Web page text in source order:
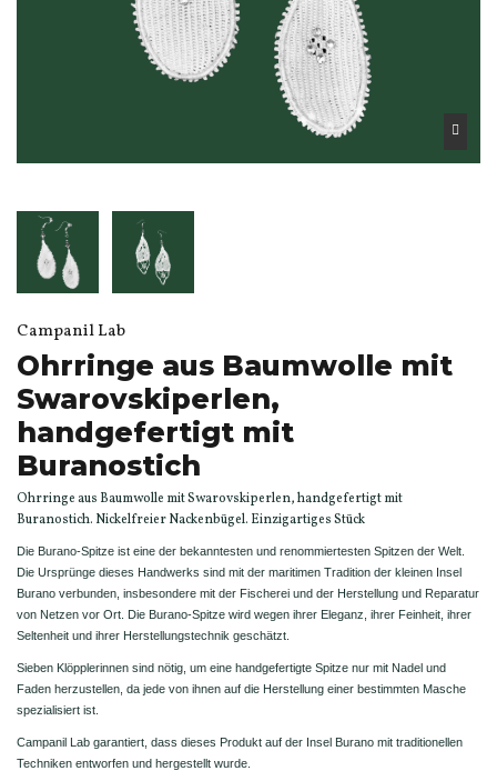
Campanil Lab
Ohrringe aus Baumwolle mit
Swarovskiperlen,
handgefertigt mit
Buranostich
Ohrringe aus Baumwolle mit Swarovskiperlen, handgefertigt mit
Buranostich. Nickelfreier Nackenbügel. Einzigartiges Stück
Die Burano-Spitze ist eine der bekanntesten und renommiertesten Spitzen der Welt.
Die Ursprünge dieses Handwerks sind mit der maritimen Tradition der kleinen Insel
Burano verbunden, insbesondere mit der Fischerei und der Herstellung und Reparatur
von Netzen vor Ort. Die Burano-Spitze wird wegen ihrer Eleganz, ihrer Feinheit, ihrer
Seltenheit und ihrer Herstellungstechnik geschätzt.
Sieben Klöpplerinnen sind nötig, um eine handgefertigte Spitze nur mit Nadel und
Faden herzustellen, da jede von ihnen auf die Herstellung einer bestimmten Masche
spezialisiert ist.
Campanil Lab garantiert, dass dieses Produkt auf der Insel Burano mit traditionellen
Techniken entworfen und hergestellt wurde.